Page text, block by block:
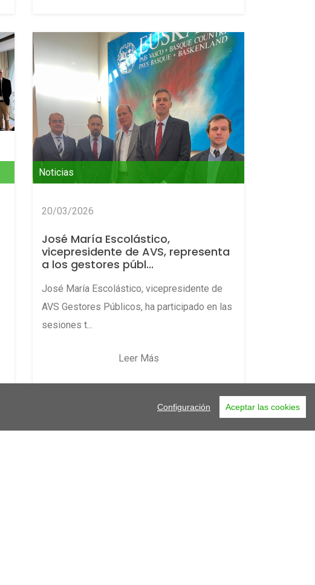
Configuración Aceptar las cookies
Noticias
20/03/2026
José María Escolástico,
vicepresidente de AVS, representa
a los gestores públ...
José María Escolástico, vicepresidente de
AVS Gestores Públicos, ha participado en las
sesiones t...
Leer Más